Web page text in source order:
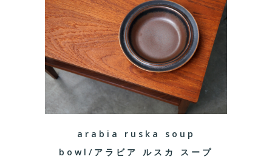
arabia ruska soup
bowl/アラビア ルスカ スープ